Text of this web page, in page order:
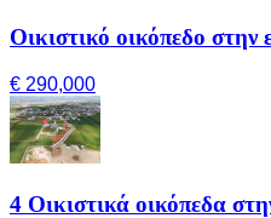
Οικιστικό οικόπεδο στην
€ 290,000
4 Οικιστικά οικόπεδα